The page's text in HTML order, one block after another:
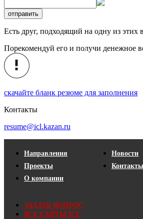
отправить
Есть друг, подходящий на одну из этих
Порекомендуй его и получи денежное
скачайте бланк резюме для заполнения
Контакты
resume@icl.kazan.ru
Направления
Проекты
О компании
Новости
Контакты
ЗАДАТЬ ВОПРОС
ВСЕ САЙТЫ ICL